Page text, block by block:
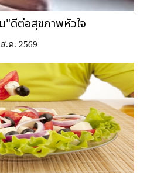
"ดีต่อสุขภาพหัวใจ
.ค. 2569